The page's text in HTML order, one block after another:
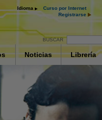
Idioma
Curso por Internet
Registrarse
BUSCAR
Drogas
y
Noticias Librería